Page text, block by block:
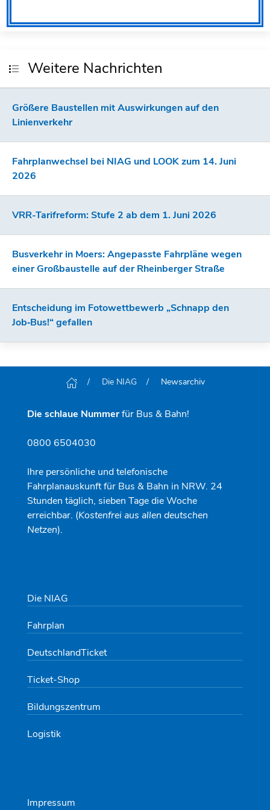
Weitere Nachrichten
Größere Baustellen mit Auswirkungen auf den
Linienverkehr
Fahrplanwechsel bei NIAG und LOOK zum 14. Juni
2026
VRR-Tarifreform: Stufe 2 ab dem 1. Juni 2026
Busverkehr in Moers: Angepasste Fahrpläne wegen
einer Großbaustelle auf der Rheinberger Straße
Entscheidung im Fotowettbewerb „Schnapp den
Job‑Bus!“ gefallen
Die NIAG Newsarchiv
Die schlaue Nummerfür Bus & Bahn!
0800 6504030
Ihre persönliche und telefonische
Fahrplanauskunft für Bus & Bahn in NRW. 24
Stunden täglich, sieben Tage die Woche
erreichbar. (Kostenfrei aus allen deutschen
Netzen).
Die NIAG
Fahrplan
DeutschlandTicket
Ticket-Shop
Bildungszentrum
Logistik
Impressum